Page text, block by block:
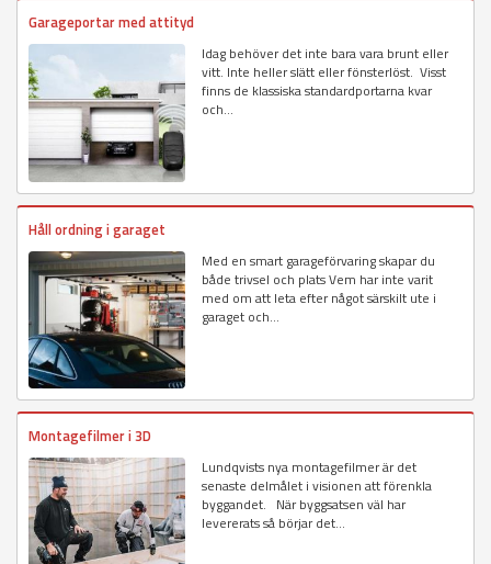
Garageportar med attityd
Idag behöver det inte bara vara brunt eller
vitt. Inte heller slätt eller fönsterlöst. Visst
finns de klassiska standardportarna kvar
och...
Håll ordning i garaget
Med en smart garageförvaring skapar du
både trivsel och plats Vem har inte varit
med om att leta efter något särskilt ute i
garaget och...
Montagefilmer i 3D
Lundqvists nya montagefilmer är det
senaste delmålet i visionen att förenkla
byggandet. När byggsatsen väl har
levererats så börjar det...